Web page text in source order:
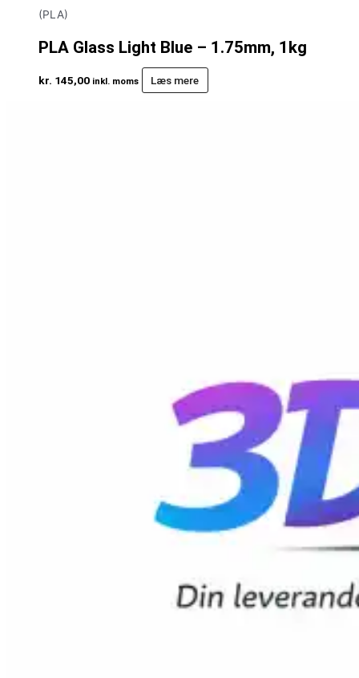
(PLA)
PLA Glass Light Blue – 1.75mm, 1kg
kr. 145,00 inkl. moms Læs mere